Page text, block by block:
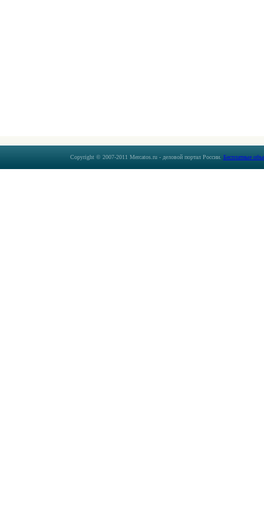
Copyright © 2007-2011 Mercatos.ru - деловой портал России. Бесплатные